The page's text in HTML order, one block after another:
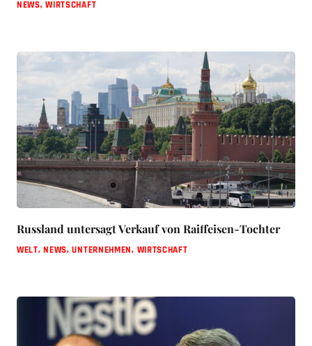
NEWS,WIRTSCHAFT
Russland untersagt Verkauf von Raiffeisen-Tochter
WELT,NEWS,UNTERNEHMEN, WIRTSCHAFT